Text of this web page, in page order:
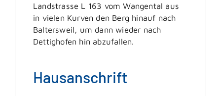
Landstrasse L 163 vom Wangental aus
in vielen Kurven den Berg hinauf nach
Baltersweil, um dann wieder nach
Dettighofen hin abzufallen.
Hausanschrift